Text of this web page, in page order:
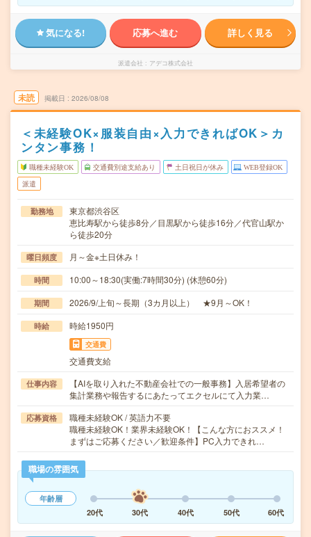
気になる! 応募へ進む 詳しく見る
派遣会社 アデコ株式会社
未読 掲載日 2026/08/08
＜未経験OK×服装自由×入力できればOK＞カ
ンタン事務！
職種未経験OK 交通費別途支給あり 土日祝日が休み WEB登録OK
派遣
勤務地
東京都渋谷区
恵比寿駅から徒歩8分／目黒駅から徒歩16分／代官山駅か
ら徒歩20分
曜日頻度 月～金※土日休み！
時間 10:00～18:30(実働:7時間30分) (休憩60分)
期間 2026/9/上旬～長期（3カ月以上） ★9月～OK！
時給 時給1950円
交通費
交通費支給
仕事内容
【AIを取り入れた不動産会社での一般事務】入居希望者の
集計業務や報告するにあたってエクセルにて入力業…
応募資格
職種未経験OK / 英語力不要
職種未経験OK！業界未経験OK！【こんな方におススメ！
まずはご応募ください／歓迎条件】PC入力できれ…
職場の雰囲気
年齢層
20代
30代 40代 50代 60代